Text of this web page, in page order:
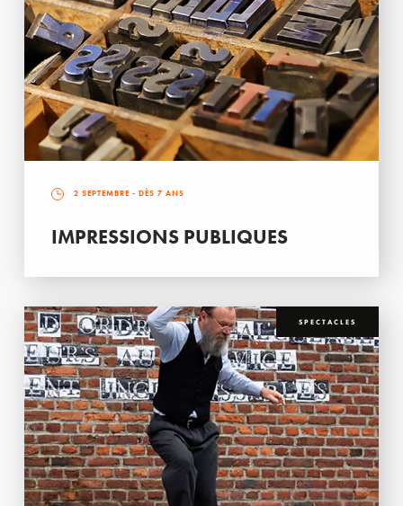
2 SEPTEMBRE - DÈS 7 ANS
IMPRESSIONS PUBLIQUES
SPECTACLES